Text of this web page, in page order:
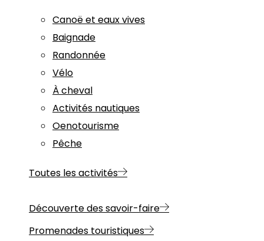
Canoë et eaux vives
Baignade
Randonnée
Vélo
À cheval
Activités nautiques
Oenotourisme
Pêche
Toutes les activités
Découverte des savoir-faire
Promenades touristiques